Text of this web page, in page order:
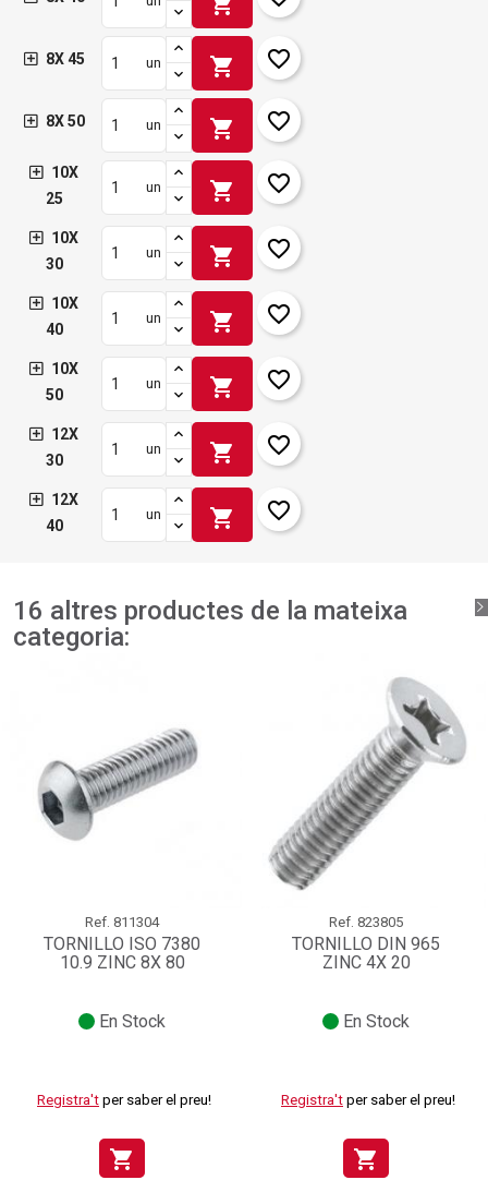
8X 45 un shopping_cart favorite_border
8X 50 un shopping_cart favorite_border
10X
25
un shopping_cart favorite_border
10X
30
un shopping_cart favorite_border
10X
40
un shopping_cart favorite_border
10X
50
un shopping_cart favorite_border
12X
30
un shopping_cart favorite_border
12X
40
un shopping_cart favorite_border
16 altres productes de la mateixa
categoria:
Ref. 811304
TORNILLO ISO 7380
10.9 ZINC 8X 80
En Stock
Registra't per saber el preu!
shopping_cart
Ref. 823805
TORNILLO DIN 965
ZINC 4X 20
En Stock
Registra't per saber el preu!
shopping_cart